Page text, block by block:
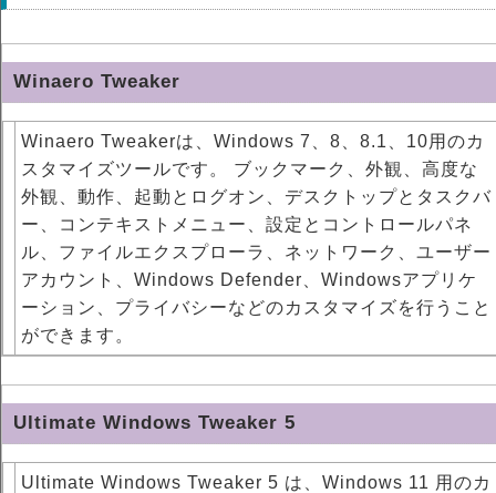
Winaero Tweaker
Winaero Tweakerは、Windows 7、8、8.1、10用のカ
スタマイズツールです。 ブックマーク、外観、高度な
外観、動作、起動とログオン、デスクトップとタスクバ
ー、コンテキストメニュー、設定とコントロールパネ
ル、ファイルエクスプローラ、ネットワーク、ユーザー
アカウント、Windows Defender、Windowsアプリケ
ーション、プライバシーなどのカスタマイズを行うこと
ができます。
Ultimate Windows Tweaker 5
Ultimate Windows Tweaker 5 は、Windows 11 用のカ